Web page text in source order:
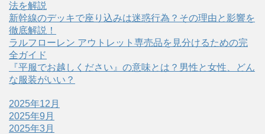
法を解説
新幹線のデッキで座り込みは迷惑行為？その理由と影響を
徹底解説！
ラルフローレン アウトレット専売品を見分けるための完
全ガイド
『平服でお越しください』の意味とは？男性と女性、どん
な服装がいい？
2025年12月
2025年9月
2025年3月